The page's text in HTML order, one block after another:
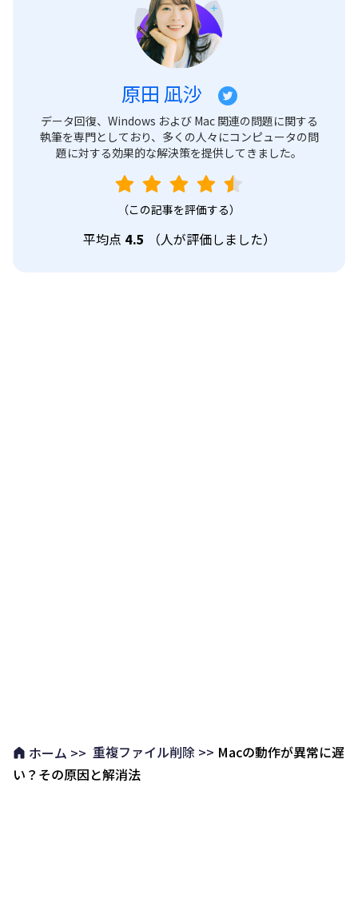
原田 凪沙
データ回復、Windows および Mac 関連の問題に関する
執筆を専門としており、多くの人々にコンピュータの問
題に対する効果的な解決策を提供してきました。
（この記事を評価する）
平均点 4.5 （人が評価しました）
ホーム >> 重複ファイル削除 >> Macの動作が異常に遅
い？その原因と解消法